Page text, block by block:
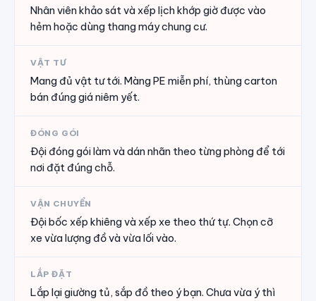
Nhân viên khảo sát và xếp lịch khớp giờ được vào
hẻm hoặc dùng thang máy chung cư.
VẬT TƯ
Mang đủ vật tư tới. Màng PE miễn phí, thùng carton
bán đúng giá niêm yết.
ĐÓNG GÓI
Đội đóng gói làm và dán nhãn theo từng phòng để tới
nơi đặt đúng chỗ.
VẬN CHUYỂN
Đội bốc xếp khiêng và xếp xe theo thứ tự. Chọn cỡ
xe vừa lượng đồ và vừa lối vào.
LẮP ĐẶT
Lắp lại giường tủ, sắp đồ theo ý bạn. Chưa vừa ý thì